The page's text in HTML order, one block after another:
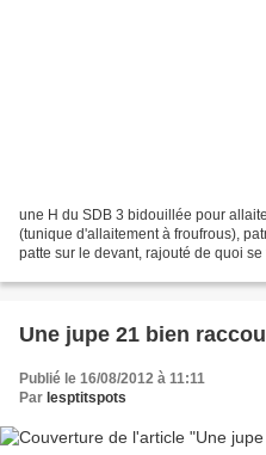
une H du SDB 3 bidouillée pour
(tunique d'allaitement à froufrous),
patte sur le devant, rajouté de quoi
Une jupe 21 bien
Publié le 16/08/2012 à 11:11
Par lesptitspots